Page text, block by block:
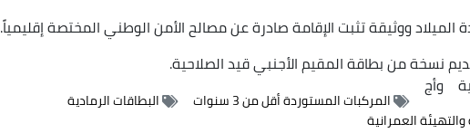
ووثيقة تثبت الإقامة صادرة عن مصالح الأمن الوطني المختصة إقليمياً.
نسخة من بطاقة المقيم الأجنبي قيد الصلاحية.
وأج
المركبات المستوردة أقل من 3 سنوات
البطاقات الرمادية
العمرانية